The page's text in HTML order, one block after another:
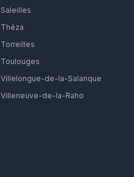
Saleilles
Théza
Torreilles
Toulouges
Villelongue-de-la-Salanque
Villeneuve-de-la-Raho